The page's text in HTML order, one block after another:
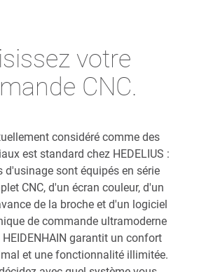
votre
CNC.
considéré comme des
est standard chez HEDELIUS :
d'usinage sont équipés en série
CNC, d'un écran couleur, d'un
de la broche et d'un logiciel
de commande ultramoderne
HEIDENHAIN garantit un confort
et une fonctionnalité illimitée.